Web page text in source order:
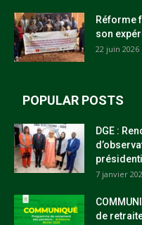
Réforme
son
22 juin 2026
POPULAR POSTS
DGE :
7 janvier
de